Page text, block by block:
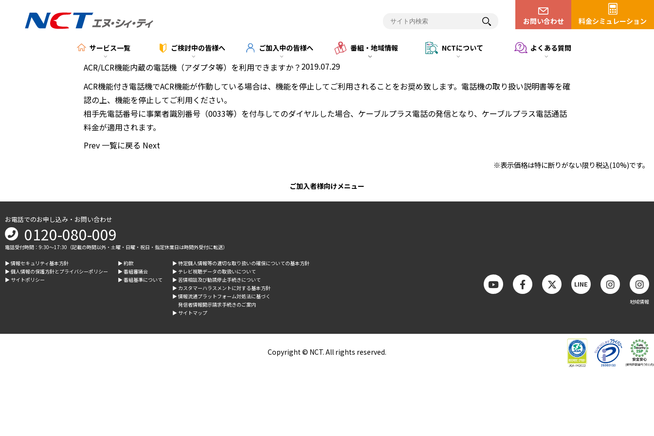
お問い合わせ 料金シミュレーション
サービス一覧 ご検討中の皆様へ ご加入中の皆様へ 番組・地域情報 NCTについて よくある質問
ACR/LCR機能内蔵の電話機（アダプタ等）を利用できますか？ 2019.07.29
ACR機能付き電話機でACR機能が作動している場合は、機能を停止してご利用されることをお奨め致します。電話機の取り扱い説明書等を確
認の上、機能を停止してご利用ください。
相手先電話番号に事業者識別番号（0033等）を付与してのダイヤルした場合、ケーブルプラス電話の発信となり、ケーブルプラス電話通話
料金が適用されます。
Prev 一覧に戻る Next
※表示価格は特に断りがない限り税込(10%)です。
ご加入者様向けメニュー
お電話でのお申し込み・お問い合わせ
0120-080-009
電話受付時間：9:30～17:30（記載の時間以外・土曜・日曜・祝日・指定休業日は時間外受付に転送）
▶︎ 情報セキュリティ基本方針
▶︎ 個人情報の保護方針とプライバシーポリシー
▶︎ サイトポリシー
▶︎ 約款
▶︎ 番組審議会
▶︎ 番組基準について
▶︎ 特定個人情報等の適切な取り扱いの確保についての基本方針
▶︎ テレビ視聴データの取扱いについて
▶︎ 苦情相談及び勧誘停止手続きについて
▶︎ カスタマーハラスメントに対する基本方針
▶︎ 情報流通プラットフォーム対処法に基づく
発信者情報開示請求手続きのご案内
▶︎ サイトマップ
LINE
地域情報
Copyright © NCT. All rights reserved.